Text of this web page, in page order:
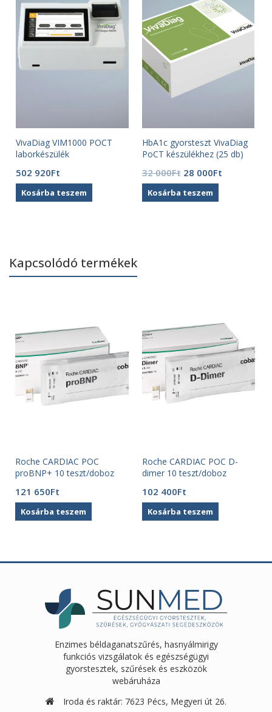
VivaDiag VIM1000 POCT
laborkészülék
502 920Ft
Kosárba teszem
HbA1c gyorsteszt VivaDiag
PoCT készülékhez (25 db)
32 000Ft Original
price
was:
28 000FtCurrent
Kosárba teszem
Kapcsolódó termékek
Roche CARDIAC POC
proBNP+ 10 teszt/doboz
121 650Ft
Kosárba teszem
Roche CARDIAC POC D-
dimer 10 teszt/doboz
102 400Ft
Kosárba teszem
Enzimes béldaganatszűrés, hasnyálmirigy
funkciós vizsgálatok és egészségügyi
gyorstesztek, szűrések és eszközök
webáruháza
Iroda és raktár: 7623 Pécs, Megyeri út 26.